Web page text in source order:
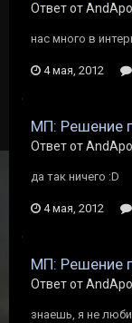
Ответ от
нас много в
4 мая, 2012
МП: Решение
Ответ от
да так ничего :D
4 мая, 2012
МП: Решение
Ответ от
знаешь, я не